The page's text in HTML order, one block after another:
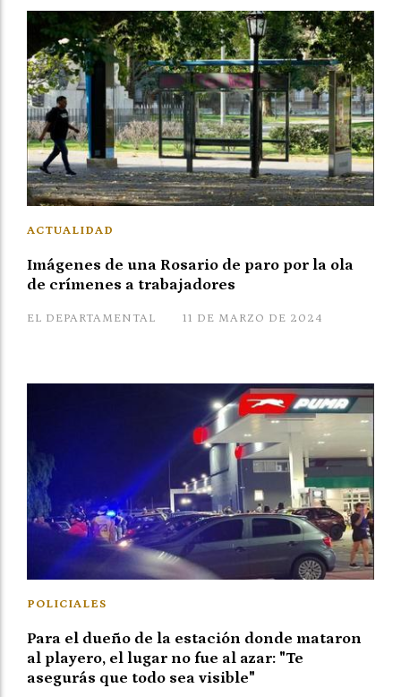
Imágenes de una Rosario de paro por la ola
de crímenes a trabajadores
EL DEPARTAMENTAL
ACTUALIDAD
11 DE MARZO DE 2024
Para el dueño de la estación donde mataron
al playero, el lugar no fue al azar: "Te
asegurás que todo sea visible"
POLICIALES